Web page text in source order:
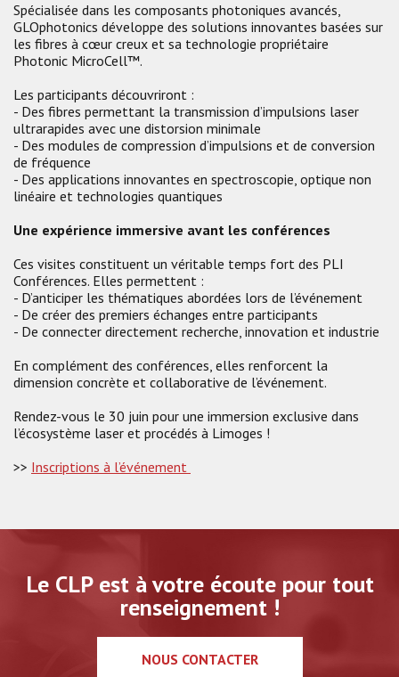
Spécialisée dans les composants photoniques avancés,
GLOphotonics développe des solutions innovantes basées sur
les fibres à cœur creux et sa technologie propriétaire
Photonic MicroCell™.
Les participants découvriront :
- Des fibres permettant la transmission d’impulsions laser
ultrarapides avec une distorsion minimale
- Des modules de compression d’impulsions et de conversion
de fréquence
- Des applications innovantes en spectroscopie, optique non
linéaire et technologies quantiques
Une expérience immersive avant les conférences
Ces visites constituent un véritable temps fort des PLI
Conférences. Elles permettent :
- D’anticiper les thématiques abordées lors de l’événement
- De créer des premiers échanges entre participants
- De connecter directement recherche, innovation et industrie
En complément des conférences, elles renforcent la
dimension concrète et collaborative de l’événement.
Rendez-vous le 30 juin pour une immersion exclusive dans
l’écosystème laser et procédés à Limoges !
>> Inscriptions à l’événement
Le CLP est à votre écoute pour tout
renseignement !
NOUS CONTACTER